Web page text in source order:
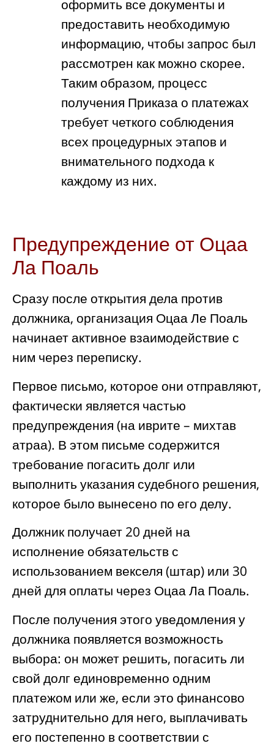
оформить все документы и
предоставить необходимую
информацию, чтобы запрос был
рассмотрен как можно скорее.
Таким образом, процесс
получения Приказа о платежах
требует четкого соблюдения
всех процедурных этапов и
внимательного подхода к
каждому из них.
Предупреждение от Оцаа
Ла Поаль
Сразу после открытия дела против
должника, организация Оцаа Ле Поаль
начинает активное взаимодействие с
ним через переписку.
Первое письмо, которое они отправляют,
фактически является частью
предупреждения (на иврите – михтав
атраа). В этом письме содержится
требование погасить долг или
выполнить указания судебного решения,
которое было вынесено по его делу.
Должник получает 20 дней на
исполнение обязательств с
использованием векселя (штар) или 30
дней для оплаты через Оцаа Ла Поаль.
После получения этого уведомления у
должника появляется возможность
выбора: он может решить, погасить ли
свой долг единовременно одним
платежом или же, если это финансово
затруднительно для него, выплачивать
его постепенно в соответствии с